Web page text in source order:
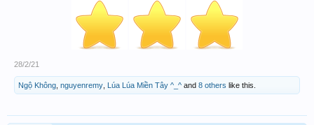
28/2/21
Ngộ Không nguyenremy Lúa Lúa Miền Tây ^_^ and 8 others like this.